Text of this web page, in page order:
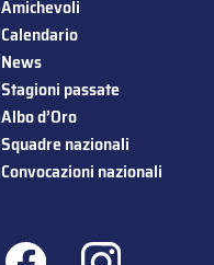
Amichevoli
Calendario
News
Stagioni passate
Albo d’Oro
Squadre nazionali
Convocazioni nazionali